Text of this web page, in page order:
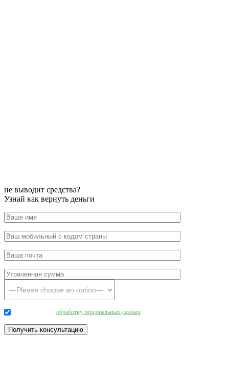
не выводит средства?
Узнай как вернуть деньги
обработку персональных данных